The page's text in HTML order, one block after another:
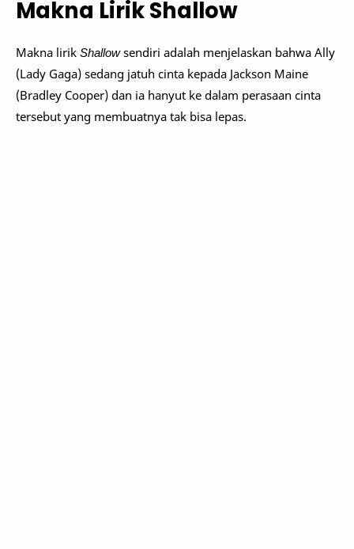
Makna Lirik Shallow
Makna lirik Shallowsendiri adalah menjelaskan bahwa Ally
(Lady Gaga) sedang jatuh cinta kepada Jackson Maine
(Bradley Cooper) dan ia hanyut ke dalam perasaan cinta
tersebut yang membuatnya tak bisa lepas.